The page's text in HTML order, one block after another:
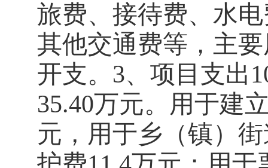
旅费、接待费、水
其他交通费等，主
开支。 3、项目支出
35.40万元。用于建
元 ，用于乡（镇）